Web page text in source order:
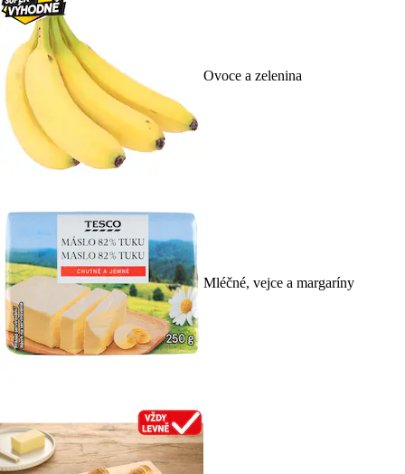
Ovoce a zelenina
Mléčné, vejce a margaríny